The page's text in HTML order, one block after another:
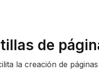
de
la creación de